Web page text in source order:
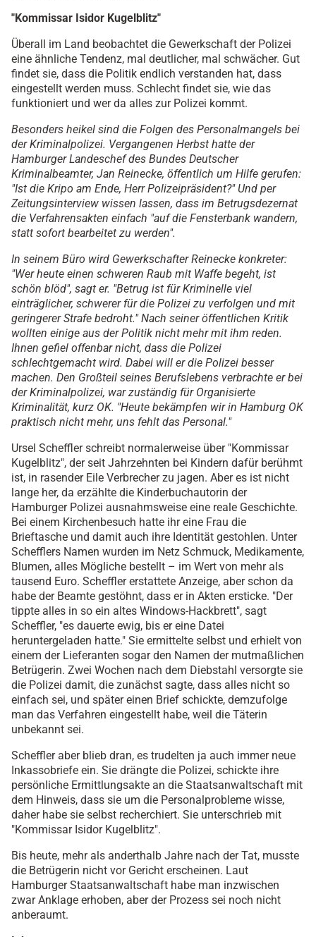
"Kommissar Isidor Kugelblitz"
Überall im Land beobachtet die Gewerkschaft der Polizei
eine ähnliche Tendenz, mal deutlicher, mal schwächer. Gut
findet sie, dass die Politik endlich verstanden hat, dass
eingestellt werden muss. Schlecht findet sie, wie das
funktioniert und wer da alles zur Polizei kommt.
Besonders heikel sind die Folgen des Personalmangels bei
der Kriminalpolizei. Vergangenen Herbst hatte der
Hamburger Landeschef des Bundes Deutscher
Kriminalbeamter, Jan Reinecke, öffentlich um Hilfe gerufen:
"Ist die Kripo am Ende, Herr Polizeipräsident?" Und per
Zeitungsinterview wissen lassen, dass im Betrugsdezernat
die Verfahrensakten einfach "auf die Fensterbank wandern,
statt sofort bearbeitet zu werden".
In seinem Büro wird Gewerkschafter Reinecke konkreter:
"Wer heute einen schweren Raub mit Waffe begeht, ist
schön blöd", sagt er. "Betrug ist für Kriminelle viel
einträglicher, schwerer für die Polizei zu verfolgen und mit
geringerer Strafe bedroht." Nach seiner öffentlichen Kritik
wollten einige aus der Politik nicht mehr mit ihm reden.
Ihnen gefiel offenbar nicht, dass die Polizei
schlechtgemacht wird. Dabei will er die Polizei besser
machen. Den Großteil seines Berufslebens verbrachte er bei
der Kriminalpolizei, war zuständig für Organisierte
Kriminalität, kurz OK. "Heute bekämpfen wir in Hamburg OK
praktisch nicht mehr, uns fehlt das Personal."
Ursel Scheffler schreibt normalerweise über "Kommissar
Kugelblitz", der seit Jahrzehnten bei Kindern dafür berühmt
ist, in rasender Eile Verbrecher zu jagen. Aber es ist nicht
lange her, da erzählte die Kinderbuchautorin der
Hamburger Polizei ausnahmsweise eine reale Geschichte.
Bei einem Kirchenbesuch hatte ihr eine Frau die
Brieftasche und damit auch ihre Identität gestohlen. Unter
Schefflers Namen wurden im Netz Schmuck, Medikamente,
Blumen, alles Mögliche bestellt – im Wert von mehr als
tausend Euro. Scheffler erstattete Anzeige, aber schon da
habe der Beamte gestöhnt, dass er in Akten ersticke. "Der
tippte alles in so ein altes Windows-Hackbrett", sagt
Scheffler, "es dauerte ewig, bis er eine Datei
heruntergeladen hatte." Sie ermittelte selbst und erhielt von
einem der Lieferanten sogar den Namen der mutmaßlichen
Betrügerin. Zwei Wochen nach dem Diebstahl versorgte sie
die Polizei damit, die zunächst sagte, dass alles nicht so
einfach sei, und später einen Brief schickte, demzufolge
man das Verfahren eingestellt habe, weil die Täterin
unbekannt sei.
Scheffler aber blieb dran, es trudelten ja auch immer neue
Inkassobriefe ein. Sie drängte die Polizei, schickte ihre
persönliche Ermittlungsakte an die Staatsanwaltschaft mit
dem Hinweis, dass sie um die Personalprobleme wisse,
daher habe sie selbst recherchiert. Sie unterschrieb mit
"Kommissar Isidor Kugelblitz".
Bis heute, mehr als anderthalb Jahre nach der Tat, musste
die Betrügerin nicht vor Gericht erscheinen. Laut
Hamburger Staatsanwaltschaft habe man inzwischen
zwar Anklage erhoben, aber der Prozess sei noch nicht
anberaumt.